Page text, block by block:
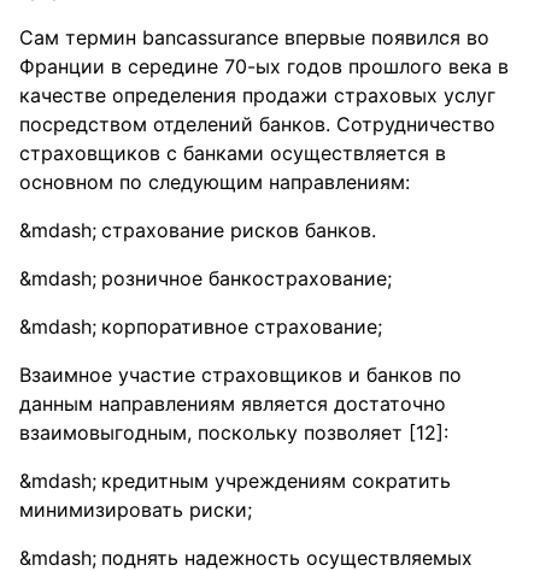
Сам термин banсassuranсe впервые появился во
Франции в середине 70-ых годов прошлого века в
качестве определения продажи страховых услуг
посредством отделений банков. Сотрудничество
страховщиков с банками осуществляется в
основном по следующим направлениям:
страхование рисков банков.
розничное банкострахование;
корпоративное страхование;
Взаимное участие страховщиков и банков по
данным направлениям является достаточно
взаимовыгодным, поскольку позволяет [12]:
кредитным учреждениям сократить
минимизировать риски;
поднять надежность осуществляемых